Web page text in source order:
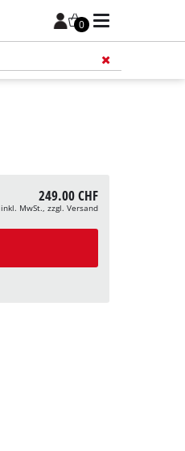
0
249.00 CHF
inkl. MwSt., zzgl. Versand